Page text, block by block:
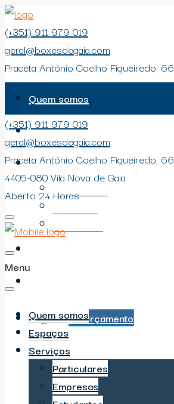
(+351) 911 979 019
geral@boxesdegaia.com
Praceta António Coelho Figueiredo, 66
4405-080 Vila Nova de Gaia
Aberto 24 Horas
Quem somos
Espaços
Serviços
Peça o seu orçamento
(+351) 911 979 019
geral@boxesdegaia.com
Praceta António Coelho Figueiredo, 66
4405-080 Vila Nova de Gaia
Aberto 24 Horas
Menu
Quem somos
Espaços
Serviços
Particulares
Empresas